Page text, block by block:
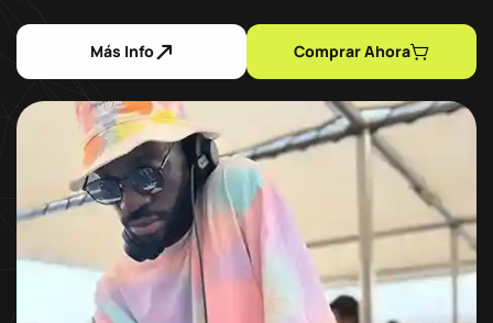
Más Info Comprar Ahora